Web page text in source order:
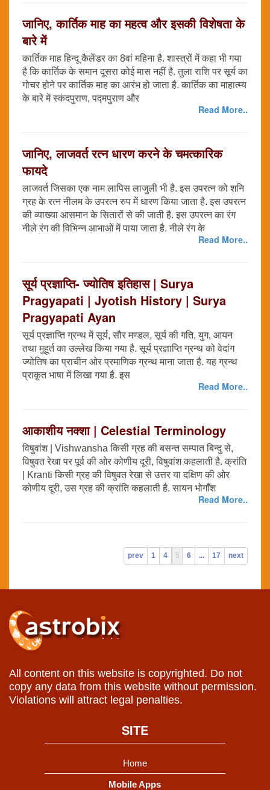
जानिए, कार्तिक माह का महत्व और इसकी विशेषता के
बारे में
कार्तिक माह हिन्दू कैलेंडर का 8वां महिना है. शास्त्रों में कहा भी गया
है कि कार्तिक के समान दूसरा कोई मास नहीं है. तुला राशि पर सूर्य का
गोचर होने पर कार्तिक माह का आरंभ हो जाता है. कार्तिक का माहात्म्य
के बारे में स्कंदपुराण, पद्मपुराण और
Read More..
जानिए, लाजवर्त रत्न धारण करने के चमत्कारिक
फायदे
लाजवर्त जिसका एक नाम लापिस लाजुली भी है. इस उपरत्न को शनि
ग्रह के रत्न नीलम के उपरत्न रुप में धारण किया जाता है. इस उपरत्न
की व्याख्या आसमान के सितारों से की जाती है. इस उपरत्न का रंग
नीले रंग की विभिन्न आभाओं में पाया जाता है. नीले रंग के
Read More..
सूर्य प्रज्ञाप्ति- ज्योतिष इतिहास | Surya
Pragyapati | Jyotish History | Surya
Pragyapati Ayan
सूर्य प्रज्ञाप्ति ग्रन्थ में सूर्य, सौर मण्डल, सूर्य की गति, युग, आयन
तथा मुहूर्त का उल्लेख किया गया है. सूर्य प्रज्ञाप्ति ग्रन्थ को वेदांग
ज्योतिष का प्राचीन ओर प्रमाणिक ग्रन्थ माना जाता है. यह ग्रन्थ
प्राकृ्त भाषा में लिखा गया है. इस
Read More..
आकाशीय नक्शा | Celestial Terminology
विषुवांश | Vishwansha किसी ग्रह की बसन्त सम्पात बिन्दु से,
विषुवत रेखा पर पूर्व की ओर कोणीय दूरी, विषुवांश कहलाती है. क्रांति
| Kranti किसी ग्रह की विषुवत रेखा से उत्तर या दक्षिण की ओर
कोणीय दूरी, उस ग्रह की क्रांति कहलाती है. सायन भोगाँश
Read More..
prev 1 4 5 6 ... 17 next
All content on this website is copyrighted. Do not
copy any data from this website without permission.
Violations will attract legal penalties.
SITE
Home
Mobile Apps